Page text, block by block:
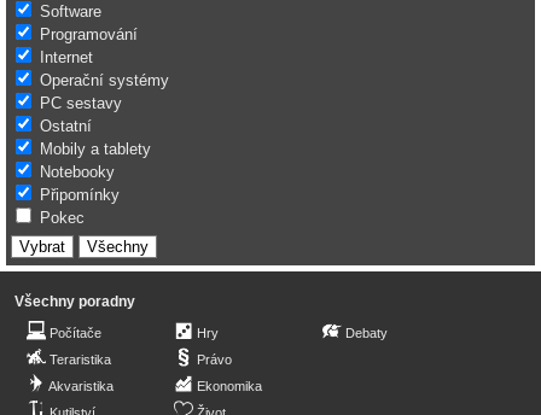
Software
Programování
Internet
Operační systémy
PC sestavy
Ostatní
Mobily a tablety
Notebooky
Připomínky
Pokec
Všechny poradny
Počítače
Teraristika
Akvaristika
Hry
Právo
Ekonomika
Debaty